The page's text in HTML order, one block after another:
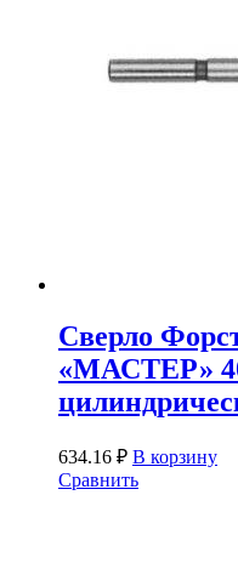
Сверло
«МАСТЕР»
634.16 ₽ В корзину
Сравнить